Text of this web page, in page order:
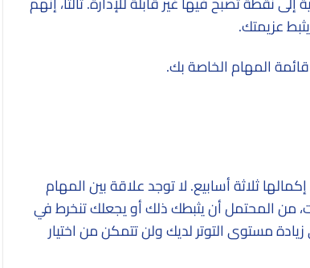
عزيمتك.
المهام الخاصة بك.
ثلاثة أسابيع. لا توجد علاقة بين المهام
من المحتمل أن يثبطك ذلك أو يجعلك تنخرط في
مستوى التوتر لديك ولن تتمكن من اختيار